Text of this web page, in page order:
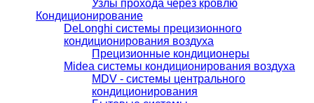
Узлы прохода через кровлю
Кондиционирование
DeLonghi системы прецизионного
кондиционирования воздуха
Прецизионные кондиционеры
Midea системы кондиционирования воздуха
MDV - системы центрального
кондиционирования